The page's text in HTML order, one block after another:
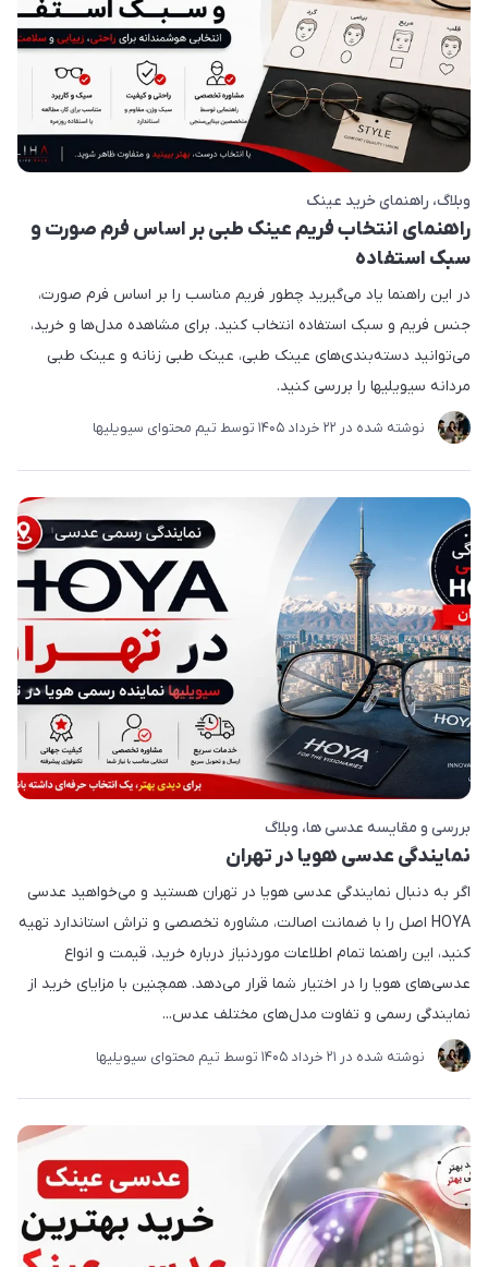
وبلاگ راهنمای خرید عینک
راهنمای انتخاب فریم عینک طبی بر اساس فرم صورت و
سبک استفاده
در این راهنما یاد می‌گیرید چطور فریم مناسب را بر اساس فرم صورت،
جنس فریم و سبک استفاده انتخاب کنید. برای مشاهده مدل‌ها و خرید،
می‌توانید دسته‌بندی‌های عینک طبی، عینک طبی زنانه و عینک طبی
مردانه سیویلیها را بررسی کنید.
نوشته شده در 22 خرداد 1405 توسط تیم محتوای سیویلیها
بررسی و مقایسه عدسی ها وبلاگ
نمایندگی عدسی هویا در تهران
اگر به دنبال نمایندگی عدسی هویا در تهران هستید و می‌خواهید عدسی
HOYA اصل را با ضمانت اصالت، مشاوره تخصصی و تراش استاندارد تهیه
کنید، این راهنما تمام اطلاعات موردنیاز درباره خرید، قیمت و انواع
عدسی‌های هویا را در اختیار شما قرار می‌دهد. همچنین با مزایای خرید از
نمایندگی رسمی و تفاوت مدل‌های مختلف عدس...
نوشته شده در 21 خرداد 1405 توسط تیم محتوای سیویلیها